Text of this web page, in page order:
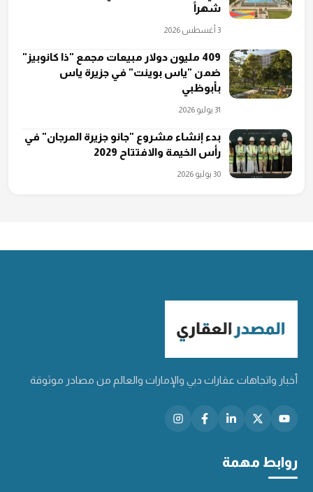
شهراً
3 أغسطس 2026
409 مليون دولار مبيعات مجمع "ذا كانوبيز"
ضمن "ياس بوينت" في جزيرة ياس
بأبوظبي
31 يوليو 2026
بدء إنشاء مشروع "جانو جزيرة المرجان" في
رأس الخيمة والافتتاح 2029
30 يوليو 2026
أخبار واتجاهات عقارات دبي والإمارات والعالم من مصادر موثوقة
روابط مهمة